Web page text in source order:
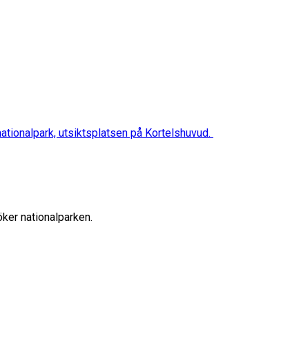
utsiktsplatsen på Kortelshuvud.
nationalparken.